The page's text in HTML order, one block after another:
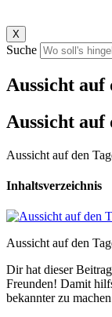
X
Suche
Aussicht auf
Aussicht auf
Aussicht auf den
Inhaltsverzeichnis
Aussicht auf den
Dir hat dieser
Freunden! Damit
bekannter zu